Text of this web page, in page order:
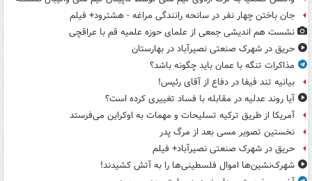
جان باختن چهار نفر در سانحه رانندگی مراغه - هشترود+ فیلم
نشست هم اندیشی جمعی از علمای حوزه علمیه قم با عراقچی
حریق در شهرک صنعتی نصیرآباد در بهارستان
مذاکرات تنگه با عمان باید چگونه باشد؟
بیانیه تند فیفا در دفاع از آقای رئیس!
آیا روند عدلیه در مقابله با فساد تغییری کرده است؟
آمریکا از طریق ترکیه تسلیحات و مهمات به اوکراین می‌فرستد
نخستین تصویر مسی بعد از مرگ پدر
حریق در شهرک صنعتی نصیرآباد+ فیلم
شهرک‌نشین‌ها اموال فلسطینی‌ها را به آتش کشیدند!